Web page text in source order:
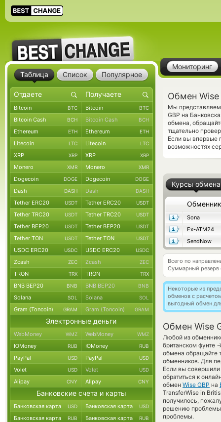
Мониторинг
Обмен Wise
Мы представляем
GBP на
обмена,
тщательно
Если вы впервые
возможностях
Курсы обмена
Обменник
Sona
Ex-ATM24
SendNow
Всего по
Суммарный резерв
Некоторые из
обменов с
выгодный обмен
Обмен Wise
Любой из
британском фунте
обмена обращайте
обменников. Для
Если вы совершили
обратиться к
обмен Wise GBP на
TransferWise in
получилось,
решению проблемы
проблемы.
Таблица Список Популярное
Bitcoin BTC Bitcoin BTC
Bitcoin Cash BCH Bitcoin Cash BCH
Ethereum ETH Ethereum ETH
Litecoin LTC Litecoin LTC
XRP XRP XRP XRP
Monero XMR Monero XMR
Dogecoin DOGE Dogecoin DOGE
Dash DASH Dash DASH
Tether ERC20 USDT Tether ERC20 USDT
Tether TRC20 USDT Tether TRC20 USDT
Tether BEP20 USDT Tether BEP20 USDT
Tether TON USDT Tether TON USDT
USDC ERC20 USDC USDC ERC20 USDC
Zcash ZEC Zcash ZEC
TRON TRX TRON TRX
BNB BEP20 BNB BNB BEP20 BNB
Solana SOL Solana SOL
Gram (Toncoin) GRAM Gram (Toncoin) GRAM
Электронные деньги
WebMoney WMZ WebMoney WMZ
ЮMoney RUB ЮMoney RUB
PayPal USD PayPal USD
Volet USD Volet USD
Alipay CNY Alipay CNY
Банковские счета и карты
Банковская карта USD Банковская карта USD
Банковская карта RUB Банковская карта RUB